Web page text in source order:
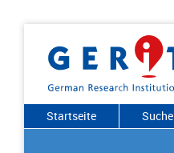
Startseite Suche